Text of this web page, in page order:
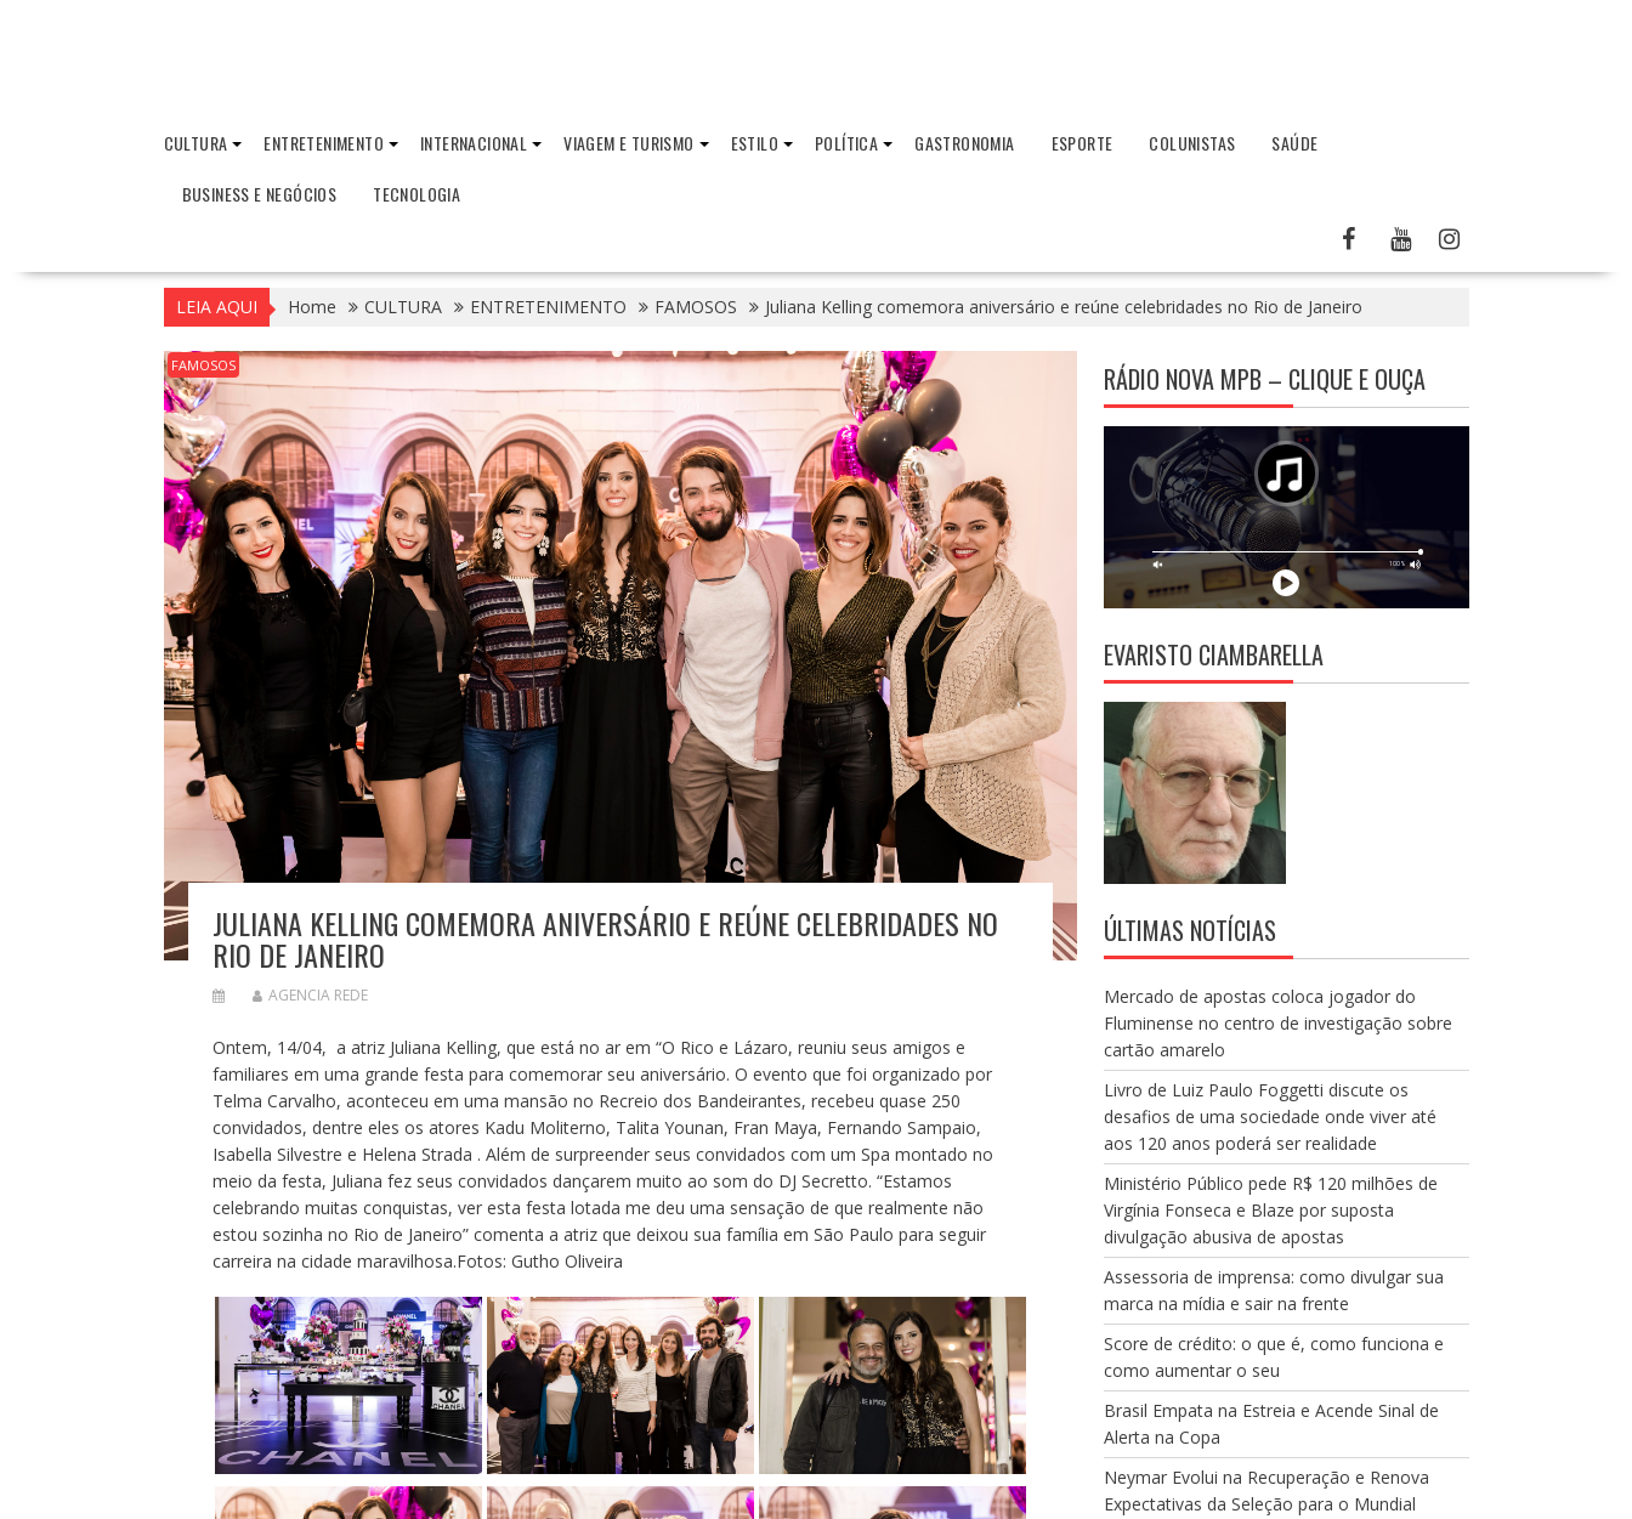
CULTURA ENTRETENIMENTO INTERNACIONAL VIAGEM E TURISMO ESTILO POLÍTICA GASTRONOMIA ESPORTE COLUNISTAS
SAÚDE
BUSINESS E NEGÓCIOS
TECNOLOGIA
LEIA AQUI Home CULTURA ENTRETENIMENTO FAMOSOS Juliana Kelling comemora aniversário e reúne celebridades no Rio de Janeiro
FAMOSOS
JULIANA KELLING COMEMORA ANIVERSÁRIO E REÚNE CELEBRIDADES NO
RIO DE JANEIRO
AGENCIA REDE
Ontem, 14/04, a atriz Juliana Kelling, que está no ar em “O Rico e Lázaro, reuniu seus amigos e
familiares em uma grande festa para comemorar seu aniversário. O evento que foi organizado por
Telma Carvalho, aconteceu em uma mansão no Recreio dos Bandeirantes, recebeu quase 250
convidados, dentre eles os atores Kadu Moliterno, Talita Younan, Fran Maya, Fernando Sampaio,
Isabella Silvestre e Helena Strada . Além de surpreender seus convidados com um Spa montado no
meio da festa, Juliana fez seus convidados dançarem muito ao som do DJ Secretto. “Estamos
celebrando muitas conquistas, ver esta festa lotada me deu uma sensação de que realmente não
estou sozinha no Rio de Janeiro” comenta a atriz que deixou sua família em São Paulo para seguir
carreira na cidade maravilhosa.Fotos: Gutho Oliveira
RÁDIO NOVA MPB – CLIQUE E OUÇA
EVARISTO CIAMBARELLA
ÚLTIMAS NOTÍCIAS
Mercado de apostas coloca jogador do
Fluminense no centro de investigação sobre
cartão amarelo
Livro de Luiz Paulo Foggetti discute os
desafios de uma sociedade onde viver até
aos 120 anos poderá ser realidade
Ministério Público pede R$ 120 milhões de
Virgínia Fonseca e Blaze por suposta
divulgação abusiva de apostas
Assessoria de imprensa: como divulgar sua
marca na mídia e sair na frente
Score de crédito: o que é, como funciona e
como aumentar o seu
Brasil Empata na Estreia e Acende Sinal de
Alerta na Copa
Neymar Evolui na Recuperação e Renova
Expectativas da Seleção para o Mundial